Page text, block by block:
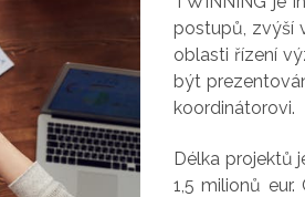
postupů, zvýší
oblasti řízení
být
koordinátorovi.
Délka projektů
1,5 milionů